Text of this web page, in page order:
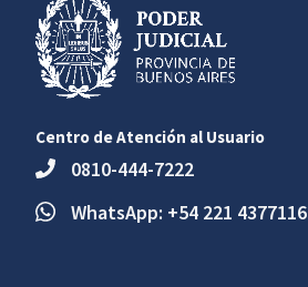
Centro de Atención al Usuario
0810-444-7222
WhatsApp: +54 221 4377116